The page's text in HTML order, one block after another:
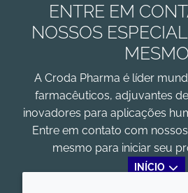
ENTRE EM
NOSSOS
MESMO
A Croda Pharma é líder
farmacêuticos, adjuvantes
inovadores para aplicações
Entre em contato com
mesmo para iniciar seu
INÍCIO